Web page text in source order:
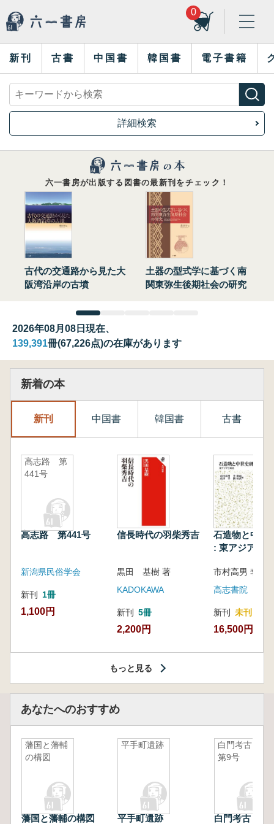
0
新刊 古書 中国書 韓国書 電子書籍
詳細検索
六一書房が出版する図書の最新刊をチェック！
古代の交通路から見た大
阪湾沿岸の古墳
土器の型式学に基づく南
関東弥生後期社会の研究
2026年08月08日現在、
139,391冊(67,226点)の在庫があります
新着の本
新刊 中国書 韓国書 古書
高志路 第
441号
高志路 第441号
新潟県民俗学会
新刊 1冊
1,100円
信長時代の羽柴秀吉
黒田 基樹 著
KADOKAWA
新刊 5冊
2,200円
石造物と中世
: 東アジアと
高志書院
新刊 未刊
16,500円
もっと見る
あなたへのおすすめ
藩国と藩輔
の構図
藩国と藩輔の構図
平手町遺跡
平手町遺跡
白門考古
第9号
白門考古 第